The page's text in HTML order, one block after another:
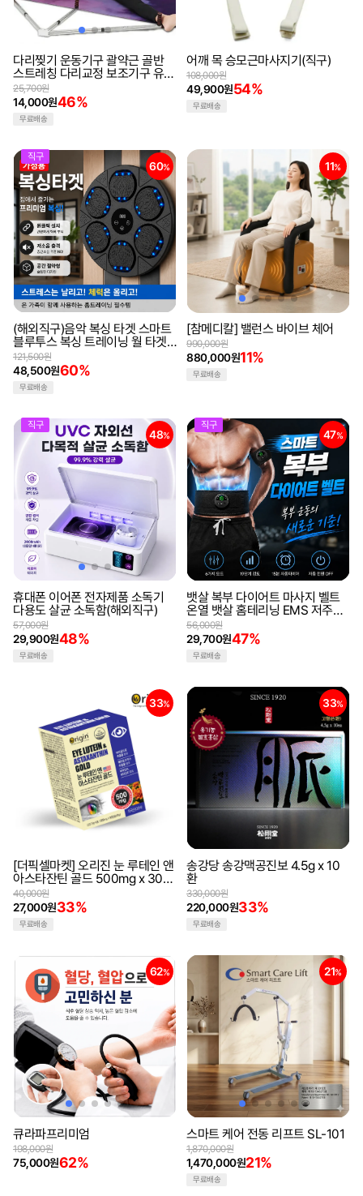
다리찢기 운동기구 괄약근 골반
스트레칭 다리교정 보조기구 유연
성 레그 요가 필라테스 헬스
14,000원46%
25,700원
무료배송
어깨 목 승모근마사지기(직구)
49,900원54%
108,000원
무료배송
직구
60%
(해외직구)음악 복싱 타겟 스마트
블루투스 복싱 트레이닝 월 타겟
격투 타격기
48,500원60%
121,500원
무료배송
11%
[참메디칼] 밸런스 바이브 체어
880,000원11%
990,000원
무료배송
직구
48%
휴대폰 이어폰 전자제품 소독기
다용도 살균 소독함(해외직구)
29,900원48%
57,000원
무료배송
직구
47%
뱃살 복부 다이어트 마사지 벨트
온열 뱃살 홈테리닝 EMS 저주파
(해외직구)
29,700원47%
56,000원
무료배송
33%
[더픽셀마켓] 오리진 눈 루테인 앤
아스타잔틴 골드 500mg x 30캡
슐
27,000원33%
40,000원
무료배송
33%
송강당 송강맥공진보 4.5g x 10
환
220,000원33%
330,000원
무료배송
62%
큐라파프리미엄
75,000원62%
198,000원
21%
스마트 케어 전동 리프트 SL-101
1,470,000원21%
1,870,000원
무료배송